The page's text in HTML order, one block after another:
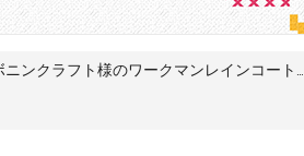
ニンクラフト様のワークマンレインコート...